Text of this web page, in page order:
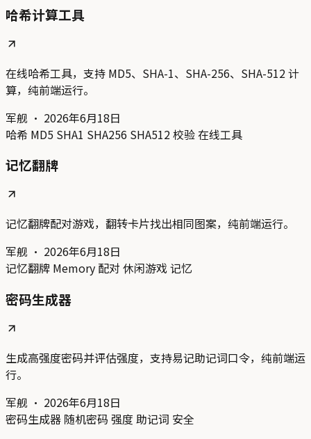
哈希计算工具
在线哈希工具，支持 MD5、SHA-1、SHA-256、SHA-512 计
算，纯前端运行。
军舰 · 2026年6月18日
哈希 MD5 SHA1 SHA256 SHA512校验在线工具
记忆翻牌
记忆翻牌配对游戏，翻转卡片找出相同图案，纯前端运行。
军舰 · 2026年6月18日
记忆翻牌 Memory 配对 休闲游戏记忆
密码生成器
生成高强度密码并评估强度，支持易记助记词口令，纯前端运
行。
军舰 · 2026年6月18日
密码生成器 随机密码 强度 助记词 安全